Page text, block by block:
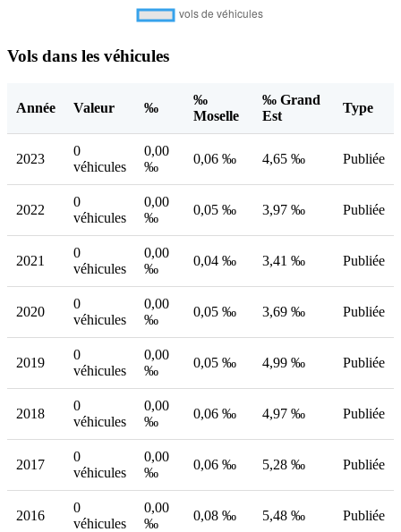
Vols dans les véhicules
Année Valeur ‰
‰
Moselle
‰ Grand
Est
Type
2023
0
véhicules
0,00
‰
0,06 ‰ 4,65 ‰ Publiée
2022
0
véhicules
0,00
‰
0,05 ‰ 3,97 ‰ Publiée
2021
0
véhicules
0,00
‰
0,04 ‰ 3,41 ‰ Publiée
2020
0
véhicules
0,00
‰
0,05 ‰ 3,69 ‰ Publiée
2019
0
véhicules
0,00
‰
0,05 ‰ 4,99 ‰ Publiée
2018
0
véhicules
0,00
‰
0,06 ‰ 4,97 ‰ Publiée
2017
0
véhicules
0,00
‰
0,06 ‰ 5,28 ‰ Publiée
2016
0
véhicules
0,00
‰
0,08 ‰ 5,48 ‰ Publiée